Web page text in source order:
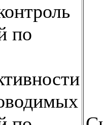
по